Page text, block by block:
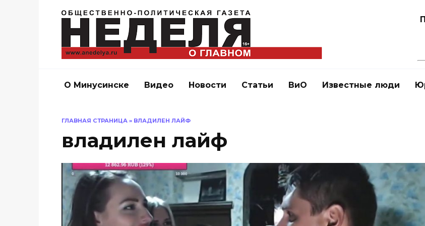
О Минусинске Видео Новости Статьи ВиО Известные люди
ГЛАВНАЯ СТРАНИЦА » ВЛАДИЛЕН ЛАЙФ
владилен лайф